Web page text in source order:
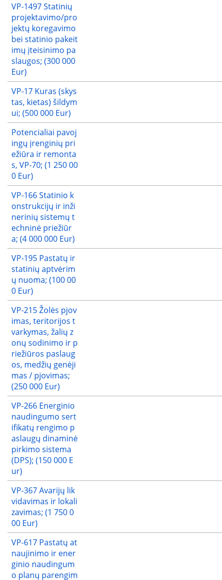
VP-1497 Statinių
projektavimo/pro
jektų koregavimo
bei statinio pakeit
imų įteisinimo pa
slaugos; (300 000
Eur)
VP-17 Kuras (skys
tas, kietas) šildym
ui; (500 000 Eur)
Potencialiai pavoj
ingų įrenginių pri
ežiūra ir remonta
s, VP-70; (1 250 00
0 Eur)
VP-166 Statinio k
onstrukcijų ir inži
nerinių sistemų t
echninė priežiūr
a; (4 000 000 Eur)
VP-195 Pastatų ir
statinių aptvėrim
ų nuoma; (100 00
0 Eur)
VP-215 Žolės pjov
imas, teritorijos t
varkymas, žalių z
onų sodinimo ir p
riežiūros paslaug
os, medžių genėji
mas / pjovimas;
(250 000 Eur)
VP-266 Energinio
naudingumo sert
ifikatų rengimo p
aslaugų dinaminė
pirkimo sistema
(DPS); (150 000 E
ur)
VP-367 Avarijų lik
vidavimas ir lokali
zavimas; (1 750 0
00 Eur)
VP-617 Pastatų at
naujinimo ir ener
ginio naudingum
o planų parengim